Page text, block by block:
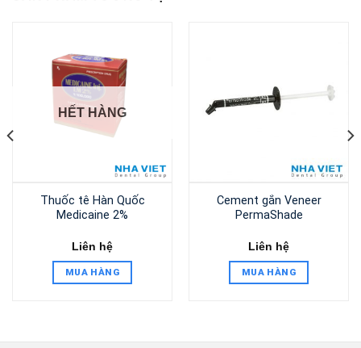
HẾT HÀNG
Thuốc tê Hàn Quốc
Medicaine 2%
Liên hệ
MUA HÀNG
Cement gắn Veneer
PermaShade
Liên hệ
MUA HÀNG